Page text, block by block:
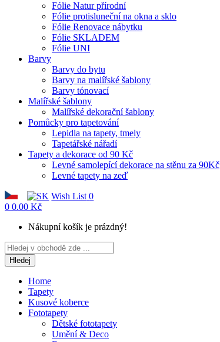
Fólie Natur přírodní
Fólie protisluneční na okna a sklo
Fólie Renovace nábytku
Fólie SKLADEM
Fólie UNI
Barvy
Barvy do bytu
Barvy na malířské šablony
Barvy tónovací
Malířské šablony
Malířské dekorační šablony
Pomůcky pro tapetování
Lepidla na tapety, tmely
Tapetářské nářadí
Tapety a dekorace od 90 Kč
Levné samolepící dekorace na stěnu za 90Kč
Levné tapety na zeď
Wish List 0
0 0.00 Kč
Nákupní košík je prázdný!
Hledej
Home
Tapety
Kusové koberce
Fototapety
Dětské fototapety
Umění & Deco